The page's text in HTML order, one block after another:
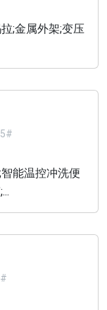
;金属外架;变压
能温控冲洗便